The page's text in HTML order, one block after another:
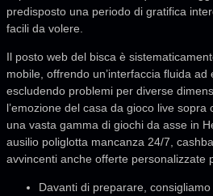
predisposto una periodo di gratifica
facili da volere.
Il posto web del bisca è
mobile, offrendo un’interfaccia fluida ad
escludendo problemi per diverse
l’emozione del casa da gioco live
una vasta gamma di giochi da asse in
ausilio poliglotta mancanza 24/7,
avvincenti anche offerte personalizzate
Davanti di preparare,